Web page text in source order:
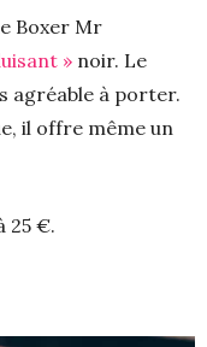
Boxer Mr
» noir. Le
agréable à porter.
il offre même un
25 €.